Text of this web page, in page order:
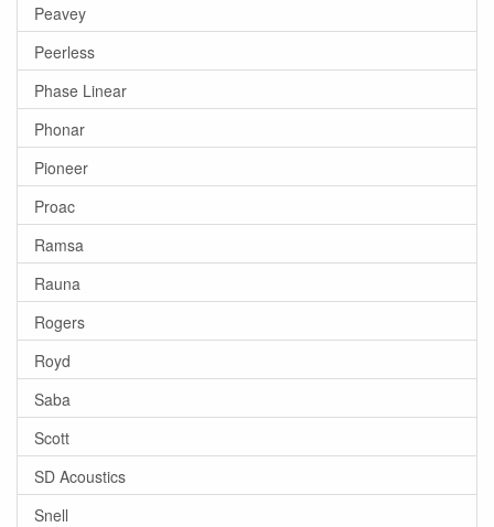
Peavey
Peerless
Phase Linear
Phonar
Pioneer
Proac
Ramsa
Rauna
Rogers
Royd
Saba
Scott
SD Acoustics
Snell